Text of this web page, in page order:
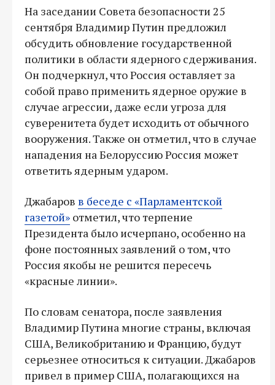
На заседании Совета безопасности 25
сентября Владимир Путин предложил
обсудить обновление государственной
политики в области ядерного сдерживания.
Он подчеркнул, что Россия оставляет за
собой право применить ядерное оружие в
случае агрессии, даже если угроза для
суверенитета будет исходить от обычного
вооружения. Также он отметил, что в случае
нападения на Белоруссию Россия может
ответить ядерным ударом.
Джабаров в беседе с «Парламентской
газетой» отметил, что терпение
Президента было исчерпано, особенно на
фоне постоянных заявлений о том, что
Россия якобы не решится пересечь
«красные линии».
По словам сенатора, после заявления
Владимир Путина многие страны, включая
США, Великобританию и Францию, будут
серьезнее относиться к ситуации. Джабаров
привел в пример США, полагающихся на